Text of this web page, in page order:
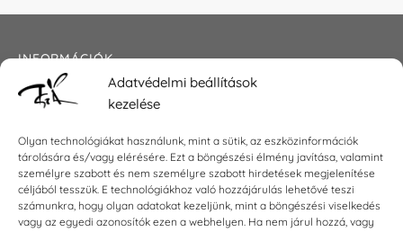
Adatvédelmi beállítások
kezelése
Olyan technológiákat használunk, mint a sütik, az eszközinformációk
tárolására és/vagy elérésére. Ezt a böngészési élmény javítása, valamint
személyre szabott és nem személyre szabott hirdetések megjelenítése
céljából tesszük. E technológiákhoz való hozzájárulás lehetővé teszi
számunkra, hogy olyan adatokat kezeljünk, mint a böngészési viselkedés
vagy az egyedi azonosítók ezen a webhelyen. Ha nem járul hozzá, vagy
INFORMÁCIÓK
Általános szerződési feltételek
Impresszum
KAPCSOLAT